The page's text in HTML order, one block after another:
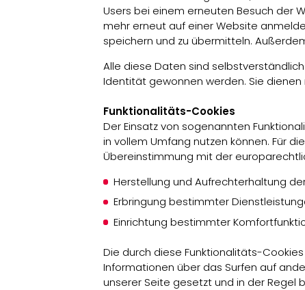
Users bei einem erneuten Besuch der
mehr erneut auf einer Website
speichern und zu übermitteln.
Alle diese Daten sind
Identität gewonnen werden. Sie
Funktionalitäts-Cookies
Der Einsatz von sogenannten
in vollem Umfang nutzen können. Für
Übereinstimmung mit der
Herstellung und Aufrechterhaltung
Erbringung bestimmter
Einrichtung bestimmter
Die durch diese Funktionalitäts-
Informationen über das Surfen auf
unserer Seite gesetzt und in der Regel